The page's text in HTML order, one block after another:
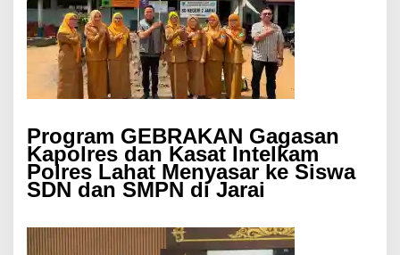
Program GEBRAKAN Gagasan
Kapolres dan Kasat Intelkam
Polres Lahat Menyasar ke Siswa
SDN dan SMPN di Jarai